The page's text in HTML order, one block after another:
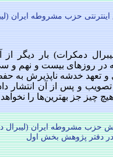
اینترنتی حزب مشروطه ایران
دمکرات) بار دیگر از
در روزهای بیست و نهم و
تعهد خدشه ناپذیرش به
و پس از آن انتشار
چیز جز بهترین‌ها را
دفتر پژوهش بخش اول